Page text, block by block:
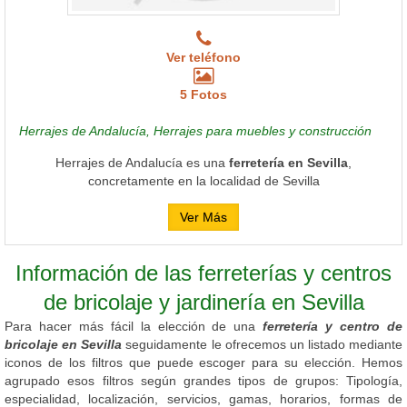
Ver teléfono
5 Fotos
Herrajes de Andalucía, Herrajes para muebles y construcción
Herrajes de Andalucía es una ferretería en Sevilla
concretamente en la localidad de Sevilla
Ver Más
Información de las ferreterías y centros
de bricolaje y jardinería en Sevilla
Para hacer más fácil la elección de unaferretería y centro de
bricolaje en Sevilla seguidamente le ofrecemos un listado mediante
iconos de los filtros que puede escoger para su elección. Hemos
agrupado esos filtros según grandes tipos de grupos: Tipología,
especialidad, localización, servicios, gamas, horarios, formas de